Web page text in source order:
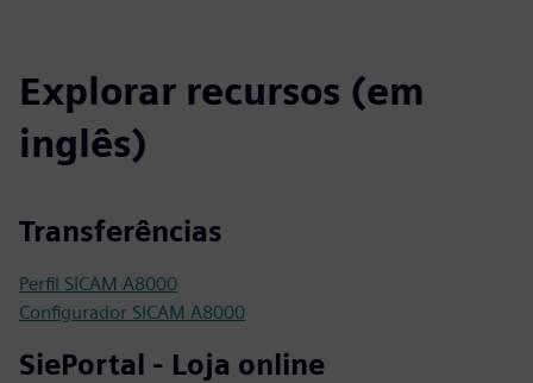
Explorar recursos (em
inglês)
Transferências
Perfil SICAM A8000
Configurador SICAM A8000
SiePortal - Loja online